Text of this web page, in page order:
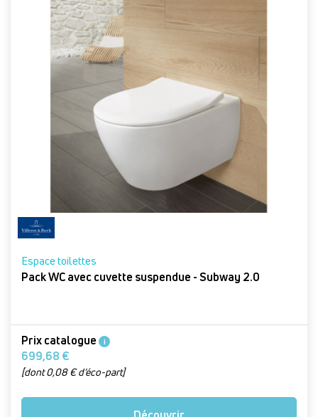
Espace toilettes
Pack WC avec cuvette suspendue - Subway 2.0
Prix catalogue i
699,68 €
[dont 0,08 € d’éco-part]